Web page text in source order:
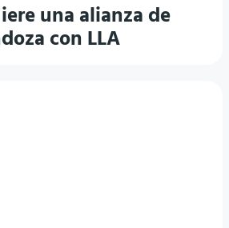
una alianza de
con LLA